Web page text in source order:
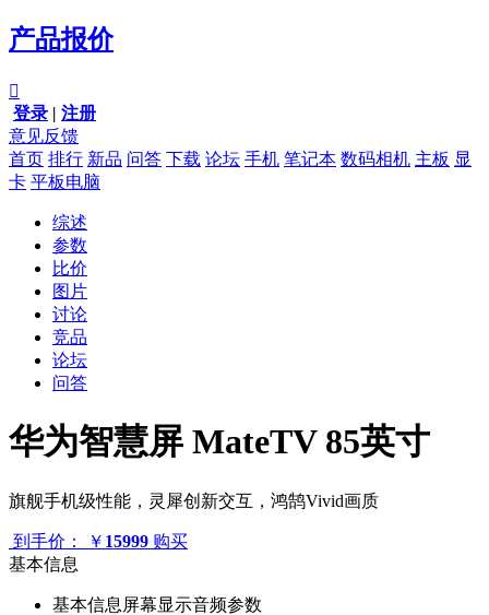
产品报价

登录 | 注册
意见反馈
首页 排行 新品 问答 下载 论坛 手机 笔记本 数码相机 主板 显
卡 平板电脑
综述
参数
比价
图片
讨论
竞品
论坛
问答
华为智慧屏 MateTV 85英寸
旗舰手机级性能，灵犀创新交互，鸿鹄Vivid画质
到手价： ￥ 15999 购买
基本信息
基本信息 屏幕显示音频参数